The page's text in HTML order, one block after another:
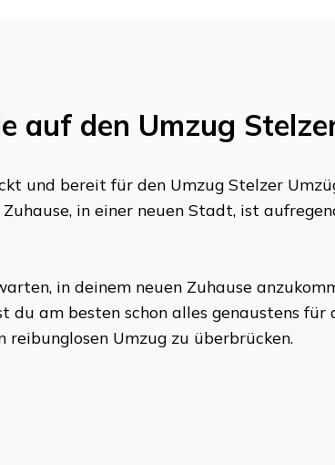
auf den Umzug
und bereit für den Umzug Stelzer
in einer neuen Stadt, ist
in deinem neuen Zuhause
du am besten schon alles genaustens für
reibunglosen Umzug zu überbrücken.